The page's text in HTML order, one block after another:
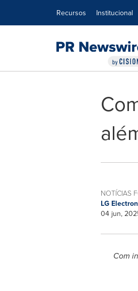
Recursos Institucional
NOTÍCIAS
LG
04 jun,
Com